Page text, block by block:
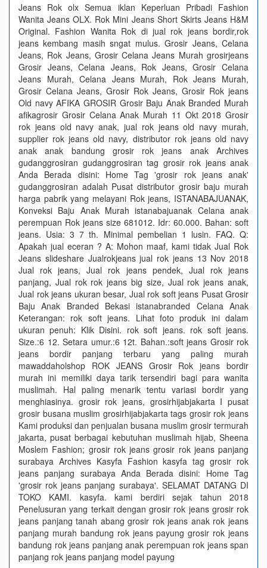
Jeans Rok olx Semua iklan Keperluan Pribadi Fashion
Wanita Jeans OLX. Rok Mini Jeans Short Skirts Jeans H&M
Original. Fashion Wanita Rok di jual rok jeans bordir,rok
jeans kembang masih sngat mulus. Grosir Jeans, Celana
Jeans, Rok Jeans, Grosir Celana Jeans Murah grosirjeans
Grosir Jeans, Celana Jeans, Rok Jeans, Grosir Celana
Jeans Murah, Celana Jeans Murah, Rok Jeans Murah,
Grosir Celana Jeans, Grosir Rok Jeans, Grosir Rok jeans
Old navy AFIKA GROSIR Grosir Baju Anak Branded Murah
afikagrosir Grosir Celana Anak Murah 11 Okt 2018 Grosir
rok jeans old navy anak, jual rok jeans old navy murah,
supplier rok jeans old navy, distributor rok jeans old navy
anak anak bandung grosir rok jeans anak Archives
gudanggrosiran gudanggrosiran tag grosir rok jeans anak
Anda Berada disini: Home Tag 'grosir rok jeans anak'
gudanggrosiran adalah Pusat distributor grosir baju murah
harga pabrik yang melayani Rok jeans, ISTANABAJUANAK,
Konveksi Baju Anak Murah istanabajuanak Celana anak
perempuan Rok jeans size 681012. Idr: 60.000. Bahan: soft
jeans. Usia: 3 7 th. Minimal pembelian 1 lusin. FAQ. Q:
Apakah jual eceran ? A: Mohon maaf, kami tidak Jual Rok
Jeans slideshare Jualrokjeans jual rok jeans 13 Nov 2018
Jual rok jeans, Jual rok jeans pendek, Jual rok jeans
panjang, Jual rok rok jeans big size, Jual rok jeans anak,
Jual rok jeans ukuran besar, Jual rok soft jeans Pusat Grosir
Baju Anak Branded Bekasi istanabranded Celana Anak
Keterangan: rok soft jeans. Lihat foto produk ini dalam
ukuran penuh: Klik Disini. rok soft jeans. rok soft jeans.
Size.:6 12. Setara umur.:6 12t. Bahan.:soft jeans Grosir rok
jeans bordir panjang terbaru yang paling murah
mawaddaholshop ROK JEANS Grosir Rok jeans bordir
murah ini memiliki daya tarik tersendiri bagi para wanita
muslimah. Hal paling menarik tentu variasi bordir yang
menghiasinya. grosir rok jeans, grosirhijabjakarta I pusat
grosir busana muslim grosirhijabjakarta tags grosir rok jeans
Kami produksi dan penjualan busana muslim grosir termurah
jakarta, pusat berbagai kebutuhan muslimah hijab, Sheena
Moslem Fashion; grosir rok jeans grosir rok jeans panjang
surabaya Archives Kasyfa Fashion kasyfa tag grosir rok
jeans panjang surabaya Anda Berada disini: Home Tag
'grosir rok jeans panjang surabaya'. SELAMAT DATANG DI
TOKO KAMI. kasyfa. kami berdiri sejak tahun 2018
Penelusuran yang terkait dengan grosir rok jeans grosir rok
jeans panjang tanah abang grosir rok jeans anak rok jeans
panjang murah bandung rok jeans payung grosir rok jeans
bandung rok jeans panjang anak perempuan rok jeans span
panjang rok jeans panjang model payung